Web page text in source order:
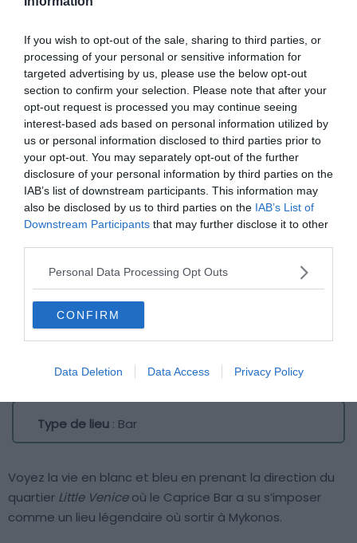
If you wish to opt-out of the sale, sharing to third parties, or
processing of your personal or sensitive information for
targeted advertising by us, please use the below opt-out
section to confirm your selection. Please note that after your
opt-out request is processed you may continue seeing
interest-based ads based on personal information utilized by
us or personal information disclosed to third parties prior to
your opt-out. You may separately opt-out of the further
disclosure of your personal information by third parties on the
IAB’s list of downstream participants. This information may
also be disclosed by us to third parties on the IAB’s List of
Downstream Participants that may further disclose it to other
Personal Data Processing Opt Outs
CONFIRM
Data Deletion Data Access Privacy Policy
5. Caprice Bar
Voir sur la carte
Crédit photo : Facebook – Caprice of Mykonos
Type de lieu : Bar
Voyez la vie en blanc et bleu en prenant la direction du
quartier Little Veniceoù le Caprice Bar a su s’imposer
comme un lieu légendaire où sortir à Mykonos.